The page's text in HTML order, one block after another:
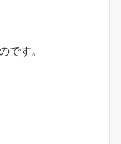
です。